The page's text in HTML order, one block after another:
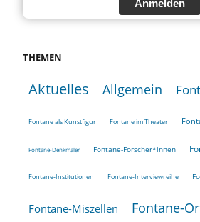
Anmelden
THEMEN
Aktuelles Allgemein
Fontane als Kunstfigur Fontane im Theater
Fontane-Denkmäler Fontane-Forscher*innen
Fontane-Institutionen Fontane-Interviewreihe
Fontane-Miszellen Fontane-